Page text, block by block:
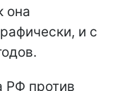
она
и с
РФ против